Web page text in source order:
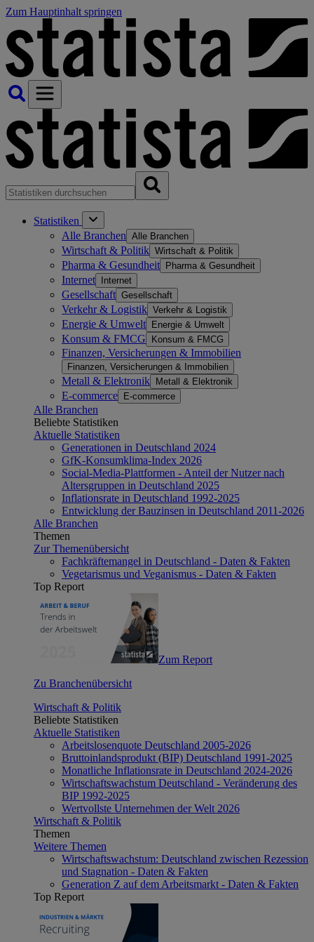
Zum Hauptinhalt springen
Statistiken
Alle Branchen Alle Branchen
Wirtschaft & Politik Wirtschaft & Politik
Pharma & Gesundheit Pharma & Gesundheit
Internet Internet
Gesellschaft Gesellschaft
Verkehr & Logistik Verkehr & Logistik
Energie & Umwelt Energie & Umwelt
Konsum & FMCG Konsum & FMCG
Finanzen, Versicherungen & Immobilien
Finanzen, Versicherungen & Immobilien
Metall & Elektronik Metall & Elektronik
E-commerce E-commerce
Alle Branchen
Beliebte Statistiken
Aktuelle Statistiken
Generationen in Deutschland 2024
GfK-Konsumklima-Index 2026
Social-Media-Plattformen - Anteil der Nutzer nach
Altersgruppen in Deutschland 2025
Inflationsrate in Deutschland 1992-2025
Entwicklung der Bauzinsen in Deutschland 2011-2026
Alle Branchen
Themen
Zur Themenübersicht
Fachkräftemangel in Deutschland - Daten & Fakten
Vegetarismus und Veganismus - Daten & Fakten
Top Report
Zum Report
Zu Branchenübersicht
Wirtschaft & Politik
Beliebte Statistiken
Aktuelle Statistiken
Arbeitslosenquote Deutschland 2005-2026
Bruttoinlandsprodukt (BIP) Deutschland 1991-2025
Monatliche Inflationsrate in Deutschland 2024-2026
Wirtschaftswachstum Deutschland - Veränderung des
BIP 1992-2025
Wertvollste Unternehmen der Welt 2026
Wirtschaft & Politik
Themen
Weitere Themen
Wirtschaftswachstum: Deutschland zwischen Rezession
und Stagnation - Daten & Fakten
Generation Z auf dem Arbeitsmarkt - Daten & Fakten
Top Report